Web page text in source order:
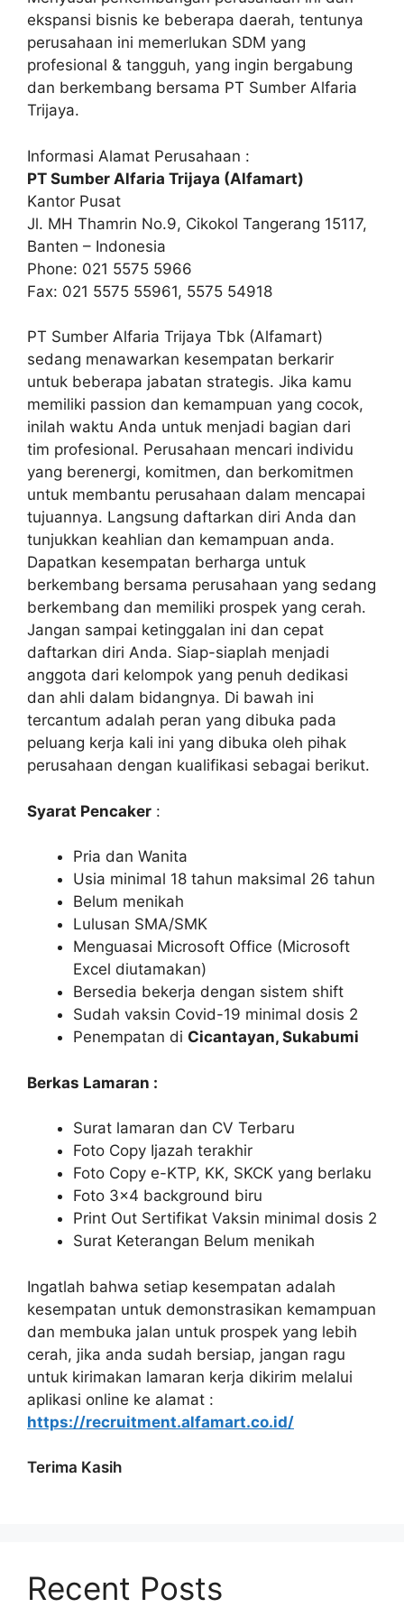
ekspansi bisnis ke beberapa daerah, tentunya
perusahaan ini memerlukan SDM yang
profesional & tangguh, yang ingin bergabung
dan berkembang bersama PT Sumber Alfaria
Trijaya.
Informasi Alamat Perusahaan :
PT Sumber Alfaria Trijaya (Alfamart)
Kantor Pusat
Jl. MH Thamrin No.9, Cikokol Tangerang 15117,
Banten – Indonesia
Phone: 021 5575 5966
Fax: 021 5575 55961, 5575 54918
PT Sumber Alfaria Trijaya Tbk (Alfamart)
sedang menawarkan kesempatan berkarir
untuk beberapa jabatan strategis. Jika kamu
memiliki passion dan kemampuan yang cocok,
inilah waktu Anda untuk menjadi bagian dari
tim profesional. Perusahaan mencari individu
yang berenergi, komitmen, dan berkomitmen
untuk membantu perusahaan dalam mencapai
tujuannya. Langsung daftarkan diri Anda dan
tunjukkan keahlian dan kemampuan anda.
Dapatkan kesempatan berharga untuk
berkembang bersama perusahaan yang sedang
berkembang dan memiliki prospek yang cerah.
Jangan sampai ketinggalan ini dan cepat
daftarkan diri Anda. Siap-siaplah menjadi
anggota dari kelompok yang penuh dedikasi
dan ahli dalam bidangnya. Di bawah ini
tercantum adalah peran yang dibuka pada
peluang kerja kali ini yang dibuka oleh pihak
perusahaan dengan kualifikasi sebagai berikut.
Syarat Pencaker :
Pria dan Wanita
Usia minimal 18 tahun maksimal 26 tahun
Belum menikah
Lulusan SMA/SMK
Menguasai Microsoft Office (Microsoft
Excel diutamakan)
Bersedia bekerja dengan sistem shift
Sudah vaksin Covid-19 minimal dosis 2
Penempatan di Cicantayan, Sukabumi
Berkas Lamaran :
Surat lamaran dan CV Terbaru
Foto Copy Ijazah terakhir
Foto Copy e-KTP, KK, SKCK yang berlaku
Foto 3×4 background biru
Print Out Sertifikat Vaksin minimal dosis 2
Surat Keterangan Belum menikah
Ingatlah bahwa setiap kesempatan adalah
kesempatan untuk demonstrasikan kemampuan
dan membuka jalan untuk prospek yang lebih
cerah, jika anda sudah bersiap, jangan ragu
untuk kirimakan lamaran kerja dikirim melalui
aplikasi online ke alamat :
https://recruitment.alfamart.co.id/
Terima Kasih
Recent Posts